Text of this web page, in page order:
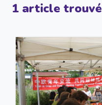
1 article trouvé